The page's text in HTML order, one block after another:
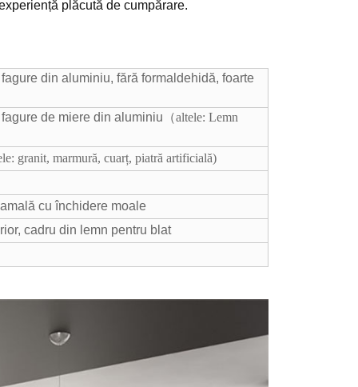
plăcută de cumpărare.
din aluminiu, fără formaldehidă, foarte
de miere din aluminiu（altele: Lemn
granit, marmură, cuarț, piatră artificială)
cu închidere moale
cadru din lemn pentru blat